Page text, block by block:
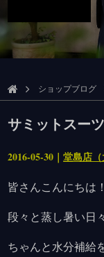
ショップブログ
サミットスー
2016-05-30｜堂島店（
皆さんこんにちは
段々と蒸し暑い日
ちゃんと水分補給